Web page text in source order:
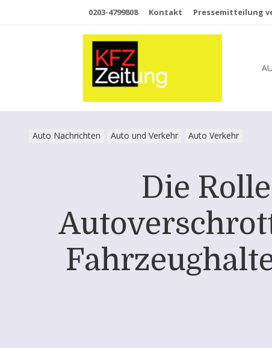
0203-4799808 Kontakt Pressemitteilung
Auto Nachrichten Auto und Verkehr Auto Verkehr
Die